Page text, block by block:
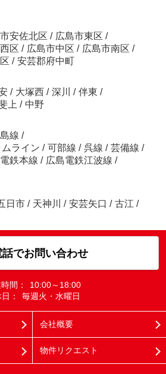
安佐北区 / 広島市東区 /
区 / 広島市中区 / 広島市南区 /
/ 安芸郡府中町
/ 大塚西 / 深川 / 伴東 /
上 / 中野
線 /
ライン / 可部線 / 呉線 / 芸備線 /
鉄本線 / 広島電鉄江波線 /
日市 / 天神川 / 安芸矢口 / 古江 /
話でお問い合わせ
間：
10:00～18:00
：
毎週火・水曜日
会社概要
物件リクエスト